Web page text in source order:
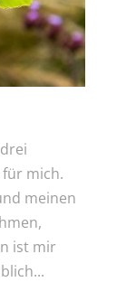
mich.
meinen
ist mir